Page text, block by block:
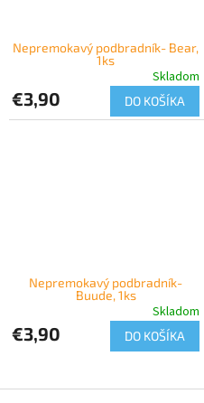
Nepremokavý podbradník- Bear,
1ks
Skladom
€3,90 DO KOŠÍKA
Nepremokavý podbradník-
Buude, 1ks
Skladom
€3,90 DO KOŠÍKA